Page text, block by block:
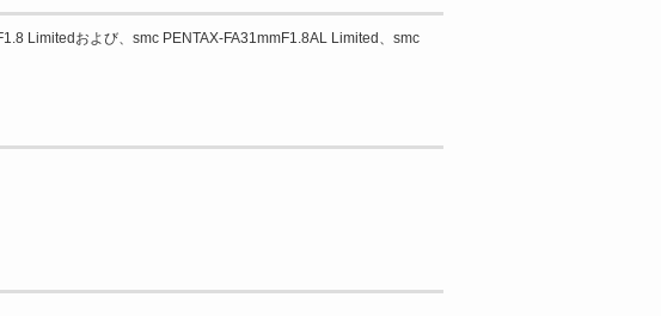
Limitedおよび、smc PENTAX-FA31mmF1.8AL Limited、smc